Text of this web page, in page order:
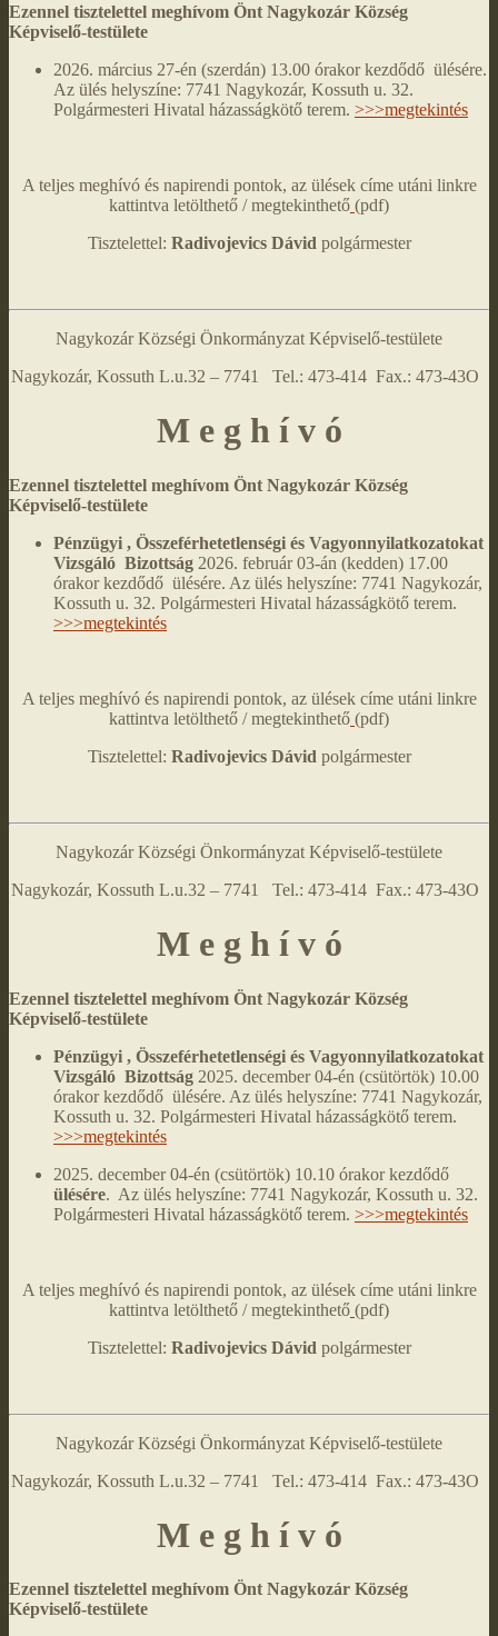
Ezennel tisztelettel meghívom Önt Nagykozár Község
Képviselő-testülete
2026. március 27-én (szerdán) 13.00 órakor kezdődő ülésére.
Az ülés helyszíne: 7741 Nagykozár, Kossuth u. 32.
Polgármesteri Hivatal házasságkötő terem. >>>megtekintés
A teljes meghívó és napirendi pontok, az ülések címe utáni linkre
kattintva letölthető / megtekinthető (pdf)
Tisztelettel: Radivojevics Dávid polgármester
Nagykozár Községi Önkormányzat Képviselő-testülete
Nagykozár, Kossuth L.u.32 – 7741 Tel.: 473-414 Fax.: 473-43O
M e g h í v ó
Ezennel tisztelettel meghívom Önt Nagykozár Község
Képviselő-testülete
Pénzügyi , Összeférhetetlenségi és Vagyonnyilatkozatokat
Vizsgáló Bizottság 2026. február 03-án (kedden) 17.00
órakor kezdődő ülésére. Az ülés helyszíne: 7741 Nagykozár,
Kossuth u. 32. Polgármesteri Hivatal házasságkötő terem.
>>>megtekintés
A teljes meghívó és napirendi pontok, az ülések címe utáni linkre
kattintva letölthető / megtekinthető (pdf)
Tisztelettel: Radivojevics Dávid polgármester
Nagykozár Községi Önkormányzat Képviselő-testülete
Nagykozár, Kossuth L.u.32 – 7741 Tel.: 473-414 Fax.: 473-43O
M e g h í v ó
Ezennel tisztelettel meghívom Önt Nagykozár Község
Képviselő-testülete
Pénzügyi , Összeférhetetlenségi és Vagyonnyilatkozatokat
Vizsgáló Bizottság 2025. december 04-én (csütörtök) 10.00
órakor kezdődő ülésére. Az ülés helyszíne: 7741 Nagykozár,
Kossuth u. 32. Polgármesteri Hivatal házasságkötő terem.
>>>megtekintés
2025. december 04-én (csütörtök) 10.10 órakor kezdődő
ülésére. Az ülés helyszíne: 7741 Nagykozár, Kossuth u. 32.
Polgármesteri Hivatal házasságkötő terem. >>>megtekintés
A teljes meghívó és napirendi pontok, az ülések címe utáni linkre
kattintva letölthető / megtekinthető (pdf)
Tisztelettel: Radivojevics Dávid polgármester
Nagykozár Községi Önkormányzat Képviselő-testülete
Nagykozár, Kossuth L.u.32 – 7741 Tel.: 473-414 Fax.: 473-43O
M e g h í v ó
Ezennel tisztelettel meghívom Önt Nagykozár Község
Képviselő-testülete